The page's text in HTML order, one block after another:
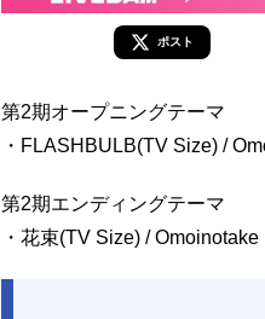
ポスト
第2期オープニングテーマ
・FLASHBULB(TV Size) /
第2期エンディングテーマ
・花束(TV Size) / Omoinotake